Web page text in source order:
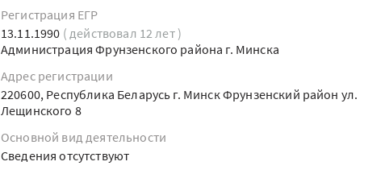
Регистрация ЕГР
13.11.1990 ( действовал 12 лет )
Администрация Фрунзенского района г. Минска
Адрес регистрации
220600, Республика Беларусь г. Минск Фрунзенский район ул.
Лещинского 8
Основной вид деятельности
Cведения отсутствуют